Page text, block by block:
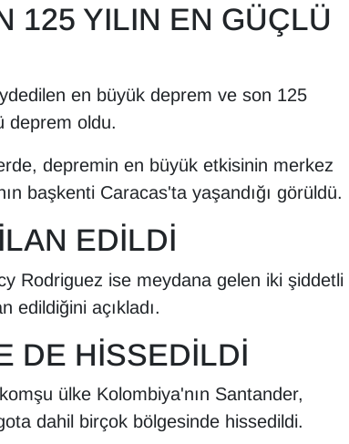
125 YILIN EN GÜÇLÜ
en büyük deprem ve son 125
deprem oldu.
depremin en büyük etkisinin merkez
başkenti Caracas'ta yaşandığı görüldü.
EDİLDİ
Rodriguez ise meydana gelen iki şiddetli
edildiğini açıkladı.
DE HİSSEDİLDİ
ülke Kolombiya'nın Santander,
dahil birçok bölgesinde hissedildi.